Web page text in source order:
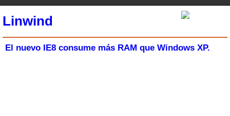
Linwind
El nuevo IE8 consume más RAM que Windows XP.